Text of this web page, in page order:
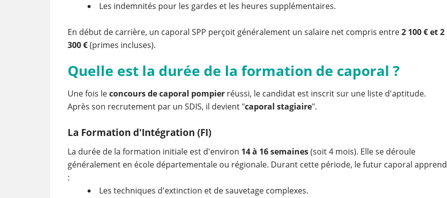
Les indemnités pour les gardes et les heures supplémentaires.
En début de carrière, un caporal SPP perçoit généralement un salaire net compris entre2 100 € et 2
300 €(primes incluses).
Quelle est la durée de la formation de caporal ?
Une fois leconcours de caporal pompierréussi, le candidat est inscrit sur une liste d'aptitude.
Après son recrutement par un SDIS, il devient "caporal stagiaire".
La Formation d'Intégration (FI)
La durée de la formation initiale est d'environ 14 à 16 semaines(soit 4 mois). Elle se déroule
généralement en école départementale ou régionale. Durant cette période, le futur caporal apprend
:
Les techniques d'extinction et de sauvetage complexes.